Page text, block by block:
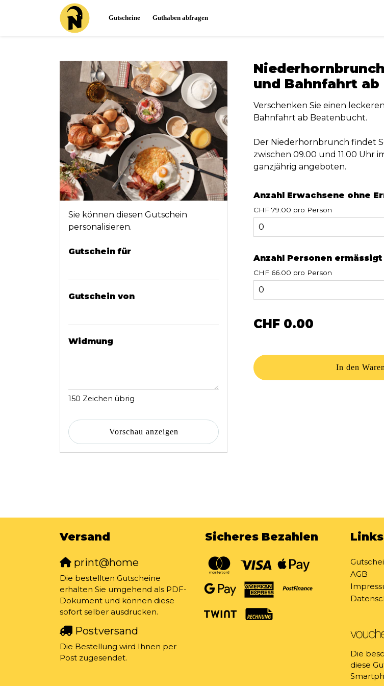
Gutscheine Guthaben abfragen
Sie können diesen Gutschein
personalisieren.
Gutschein für
Gutschein von
Widmung
150 Zeichen übrig
Vorschau anzeigen
und Bahnfahrt
Verschenken Sie einen
Bahnfahrt ab Beatenbucht.
Der Niederhornbrunch findet
zwischen 09.00 und 11.00 Uhr
ganzjährig angeboten.
Anzahl Erwachsene ohne
CHF 79.00 pro Person
Anzahl Personen ermässigt
CHF 66.00 pro Person
CHF 0.00
In den
Versand
print@home
Die bestellten Gutscheine
erhalten Sie umgehend als PDF-
Dokument und können diese
sofort selber ausdrucken.
Postversand
Die Bestellung wird Ihnen per
Post zugesendet.
Sicheres Bezahlen Links
AGB
Die
diese